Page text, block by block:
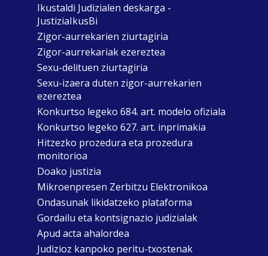
Ikustaldi Judizialen deskarga -
JustiziaIkusBi
Zigor-aurrekarien ziurtagiria
Zigor-aurrekariak ezereztea
Sexu-delituen ziurtagiria
Sexu-izaera duten zigor-aurrekarien
ezereztea
Konkurtso legeko 684. art. modelo ofiziala
Konkurtso legeko 627. art. inprimakia
Hitzezko prozedura eta prozedura
monitorioa
Doako justizia
Mikroenpresen Zerbitzu Elektronikoa
Ondasunak likidatzeko plataforma
Gordailu eta kontsignazio judizialak
Apud acta ahalordea
Judizioz kanpoko peritu-txostenak